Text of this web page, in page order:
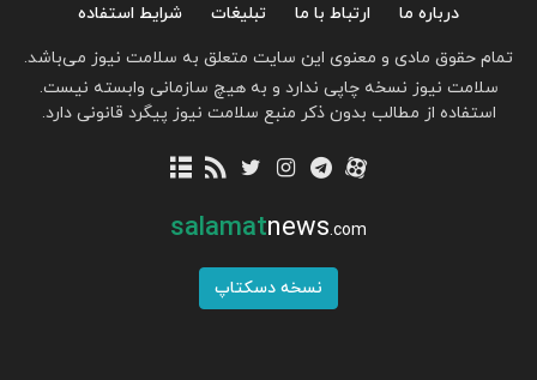
درباره ما ارتباط با ما تبلیغات
شرایط استفاده
تمام حقوق مادی و معنوی این سایت متعلق به سلامت نیوز می‌باشد.
سلامت نیوز نسخه چاپی ندارد و به هیچ سازمانی وابسته نیست.
استفاده از مطالب بدون ذکر منبع سلامت نیوز پیگرد قانونی دارد.
salamatnews.com
نسخه دسکتاپ